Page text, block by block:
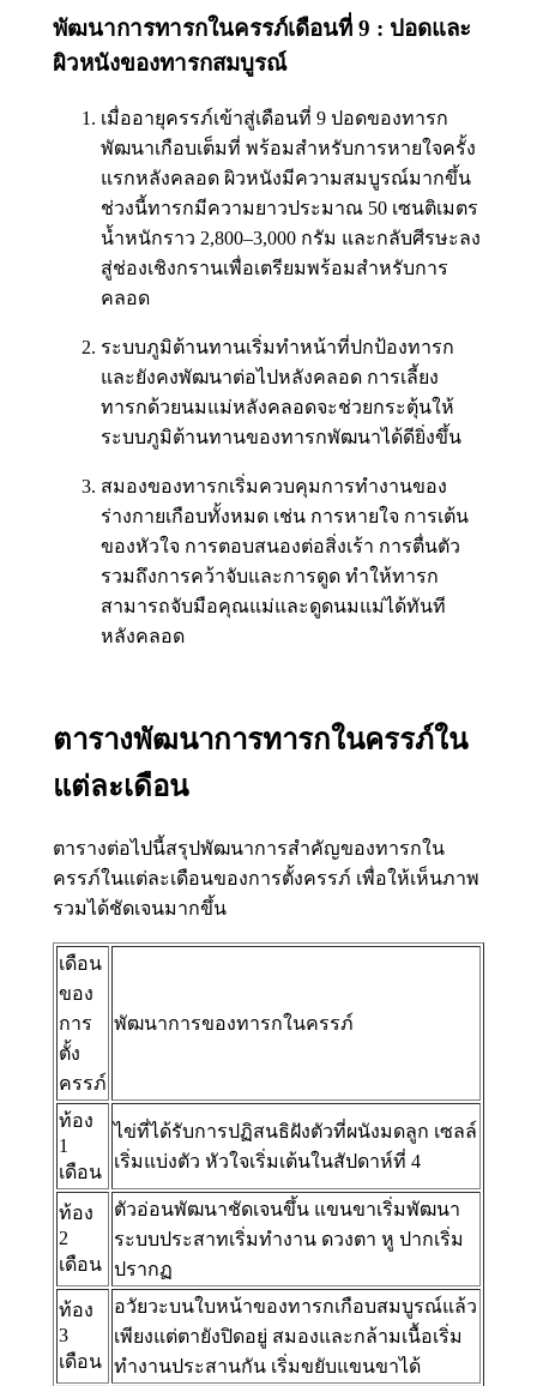
พัฒนาการทารกในครรภ์เดือนที่ 9 : ปอดและ
ผิวหนังของทารกสมบูรณ์
เมื่ออายุครรภ์เข้าสู่เดือนที่ 9 ปอดของทารก
พัฒนาเกือบเต็มที่ พร้อมสำหรับการหายใจครั้ง
แรกหลังคลอด ผิวหนังมีความสมบูรณ์มากขึ้น
ช่วงนี้ทารกมีความยาวประมาณ 50 เซนติเมตร
น้ำหนักราว 2,800–3,000 กรัม และกลับศีรษะลง
สู่ช่องเชิงกรานเพื่อเตรียมพร้อมสำหรับการ
คลอด
ระบบภูมิต้านทานเริ่มทำหน้าที่ปกป้องทารก
และยังคงพัฒนาต่อไปหลังคลอด การเลี้ยง
ทารกด้วยนมแม่หลังคลอดจะช่วยกระตุ้นให้
ระบบภูมิต้านทานของทารกพัฒนาได้ดียิ่งขึ้น
สมองของทารกเริ่มควบคุมการทำงานของ
ร่างกายเกือบทั้งหมด เช่น การหายใจ การเต้น
ของหัวใจ การตอบสนองต่อสิ่งเร้า การตื่นตัว
รวมถึงการคว้าจับและการดูด ทำให้ทารก
สามารถจับมือคุณแม่และดูดนมแม่ได้ทันที
หลังคลอด
ตารางพัฒนาการทารกในครรภ์ใน
แต่ละเดือน
ตารางต่อไปนี้สรุปพัฒนาการสำคัญของทารกใน
ครรภ์ในแต่ละเดือนของการตั้งครรภ์ เพื่อให้เห็นภาพ
รวมได้ชัดเจนมากขึ้น
เดือน
ของ
การ
ตั้ง
ครรภ์
พัฒนาการของทารกในครรภ์
ท้อง
1
เดือน
ไข่ที่ได้รับการปฏิสนธิฝังตัวที่ผนังมดลูก เซลล์
เริ่มแบ่งตัว หัวใจเริ่มเต้นในสัปดาห์ที่ 4
ท้อง
2
เดือน
ตัวอ่อนพัฒนาชัดเจนขึ้น แขนขาเริ่มพัฒนา
ระบบประสาทเริ่มทำงาน ดวงตา หู ปากเริ่ม
ปรากฏ
ท้อง
3
เดือน
อวัยวะบนใบหน้าของทารกเกือบสมบูรณ์แล้ว
เพียงแต่ตายังปิดอยู่ สมองและกล้ามเนื้อเริ่ม
ทำงานประสานกัน เริ่มขยับแขนขาได้